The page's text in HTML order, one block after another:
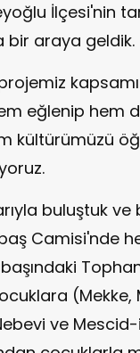
İlçesi'nin
bir araya geldik.
eğlenip hem
kültürümüzü
buluştuk ve
Camisi'nde
ve